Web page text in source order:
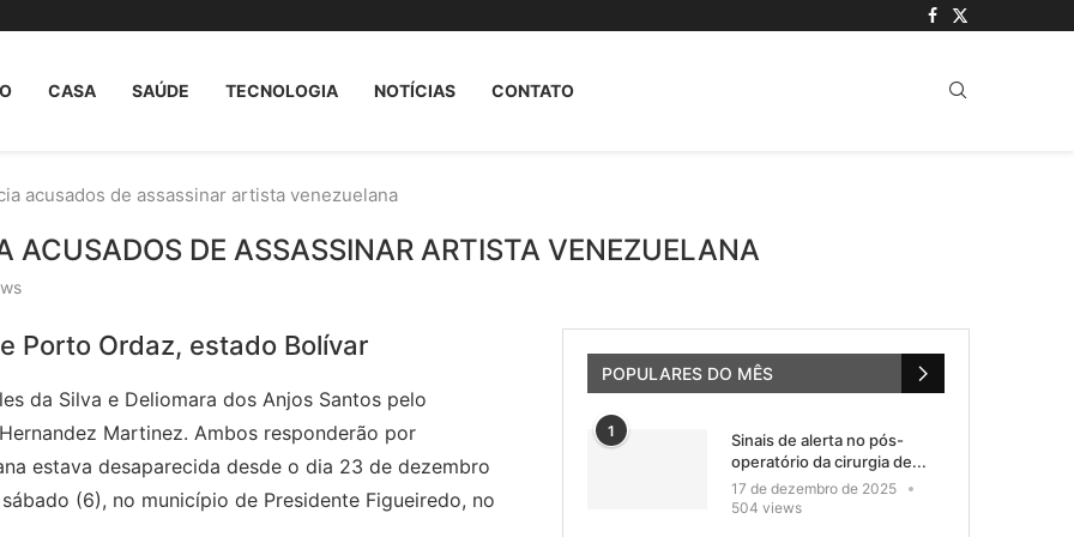
CASA SAÚDE TECNOLOGIA NOTÍCIAS CONTATO
acusados de assassinar artista venezuelana
ACUSADOS DE ASSASSINAR ARTISTA VENEZUELANA
Porto Ordaz, estado Bolívar
da Silva e Deliomara dos Anjos Santos pelo
Martinez. Ambos responderão por
estava desaparecida desde o dia 23 de dezembro
(6), no município de Presidente Figueiredo, no
POPULARES DO MÊS
1
Sinais de alerta no pós-
operatório da cirurgia de...
17 de dezembro de 2025
504 views